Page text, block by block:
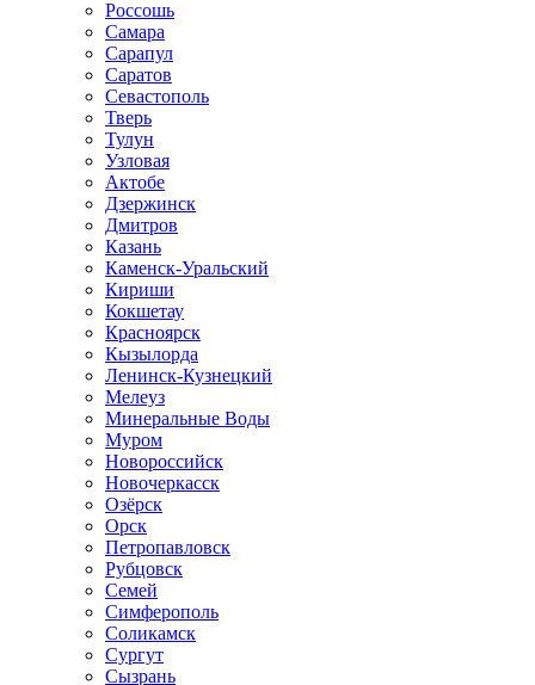
Россошь
Самара
Сарапул
Саратов
Севастополь
Тверь
Тулун
Узловая
Актобе
Дзержинск
Дмитров
Казань
Каменск-Уральский
Кириши
Кокшетау
Красноярск
Кызылорда
Ленинск-Кузнецкий
Мелеуз
Минеральные Воды
Муром
Новороссийск
Новочеркасск
Озёрск
Орск
Петропавловск
Рубцовск
Семей
Симферополь
Соликамск
Сургут
Сызрань